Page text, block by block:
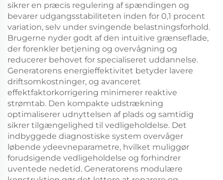
sikrer en præcis regulering af spændingen og
bevarer udgangsstabiliteten inden for 0,1 procent
variation, selv under svingende belastningsforhold.
Brugerne nyder godt af den intuitive grænseflade,
der forenkler betjening og overvågning og
reducerer behovet for specialiseret uddannelse.
Generatorens energieffektivitet betyder lavere
driftsomkostninger, og avanceret
effektfaktorkorrigering minimerer reaktive
strømtab. Den kompakte udstrækning
optimaliserer udnyttelsen af plads og samtidig
sikrer tilgængelighed til vedligeholdelse. Det
indbyggede diagnostiske system overvåger
løbende ydeevneparametre, hvilket muliggør
forudsigende vedligeholdelse og forhindrer
uventede nedetid. Generatorens modulære